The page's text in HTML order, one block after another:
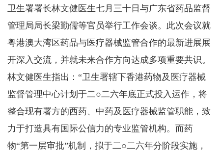
卫生署署长林文健医生七月三十日与广东省药品监督
管理局局长梁勤儒等官员举行工作会谈。此次会议就
粤港澳大湾区药品与医疗器械监管合作的最新进展展
开深入交流，并就未来合作方向达成多项重要共识。
林文健医生指出：“卫生署辖下香港药物及医疗器械
监督管理中心计划于二○二六年底正式投入运作，将
整合现有署方的西药、中药及医疗器械监管职能，致
力于打造具有国际公信力的专业监管机构。而药
物“第一层审批”机制，拟于二○二六年分阶段实施，